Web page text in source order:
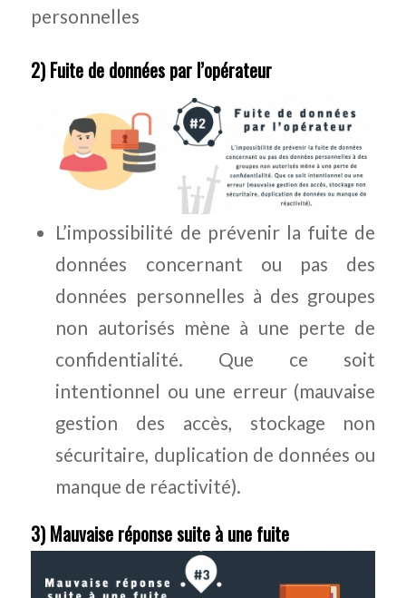
personnelles
2) Fuite de données par l’opérateur
L’impossibilité de prévenir la fuite de
données concernant ou pas des
données personnelles à des groupes
non autorisés mène à une perte de
confidentialité. Que ce soit
intentionnel ou une erreur (mauvaise
gestion des accès, stockage non
sécuritaire, duplication de données ou
manque de réactivité).
3) Mauvaise réponse suite à une fuite